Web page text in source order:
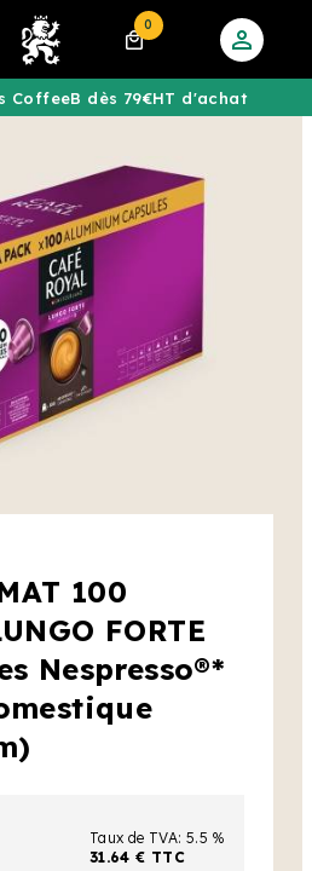
0
CoffeeB dès 79€HT d'achat
100
FORTE
Nespresso®*
Taux de TVA: 5.5 %
31.64 € TTC